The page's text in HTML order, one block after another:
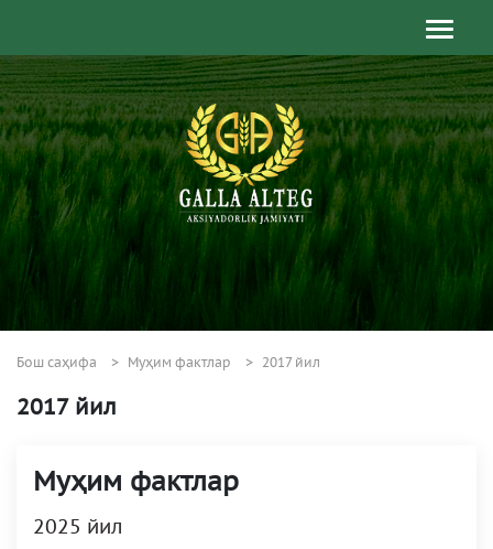
Бош саҳифа Муҳим фактлар 2017 йил
2017 йил
Муҳим фактлар
2025 йил